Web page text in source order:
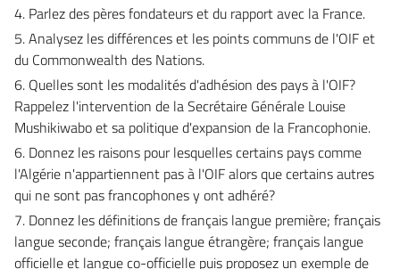
4. Parlez des pères fondateurs et du rapport avec la France.
5. Analysez les différences et les points communs de l'OIF et
du Commonwealth des Nations.
6. Quelles sont les modalités d'adhésion des pays à l'OIF?
Rappelez l'intervention de la Secrétaire Générale Louise
Mushikiwabo et sa politique d'expansion de la Francophonie.
6. Donnez les raisons pour lesquelles certains pays comme
l'Algérie n'appartiennent pas à l'OIF alors que certains autres
qui ne sont pas francophones y ont adhéré?
7. Donnez les définitions de français langue première; français
langue seconde; français langue étrangère; français langue
officielle et langue co-officielle puis proposez un exemple de